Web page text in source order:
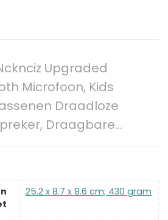
Upgraded
Microfoon, Kids
Draadloze
Draagbare…
‎25.2 x 8.7 x 8.6 cm; 430 gram